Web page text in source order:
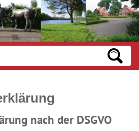
nach der DSGVO